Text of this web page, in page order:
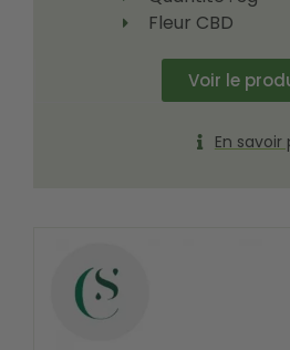
Fleur CBD
Voir le
En savoir